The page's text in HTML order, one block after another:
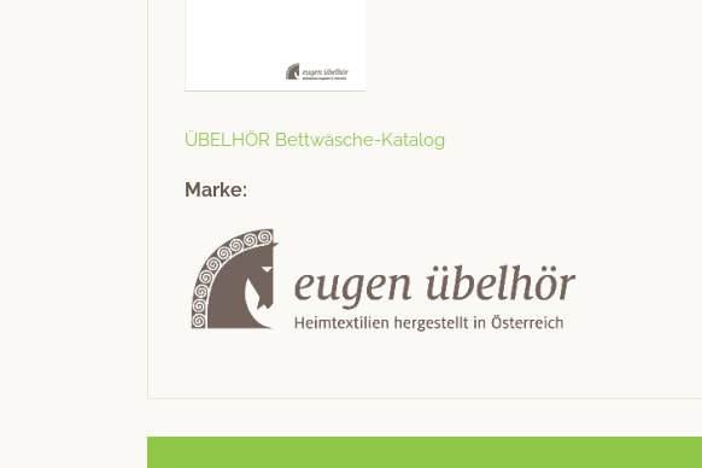
ÜBELHÖR Bet­twäsche-Kat­a­log
Marke: